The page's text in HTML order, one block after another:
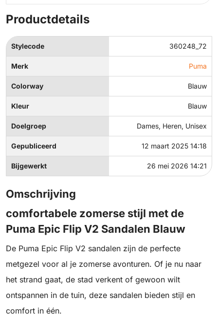
Productdetails
Stylecode 360248_72
Merk Puma
Colorway Blauw
Kleur Blauw
Doelgroep Dames, Heren, Unisex
Gepubliceerd 12 maart 2025 14:18
Bijgewerkt 26 mei 2026 14:21
Omschrijving
comfortabele zomerse stijl met de
Puma Epic Flip V2 Sandalen Blauw
De Puma Epic Flip V2 sandalen zijn de perfecte
metgezel voor al je zomerse avonturen. Of je nu naar
het strand gaat, de stad verkent of gewoon wilt
ontspannen in de tuin, deze sandalen bieden stijl en
comfort in één.